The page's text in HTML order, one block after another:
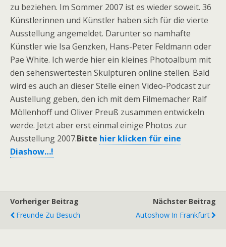
zu beziehen. Im Sommer 2007 ist es wieder soweit. 36
Künstlerinnen und Künstler haben sich für die vierte
Ausstellung angemeldet. Darunter so namhafte
Künstler wie Isa Genzken, Hans-Peter Feldmann oder
Pae White. Ich werde hier ein kleines Photoalbum mit
den sehenswertesten Skulpturen online stellen. Bald
wird es auch an dieser Stelle einen Video-Podcast zur
Austellung geben, den ich mit dem Filmemacher Ralf
Möllenhoff und Oliver Preuß zusammen entwickeln
werde. Jetzt aber erst einmal einige Photos zur
Ausstellung 2007.Bitte hier klicken für eine
Diashow…!
Vorheriger Beitrag
Freunde Zu Besuch
Nächster Beitrag
Autoshow In Frankfurt